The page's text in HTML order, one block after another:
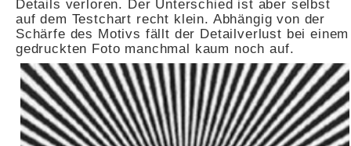
Details verloren. Der Unterschied ist aber selbst
auf dem Testchart recht klein. Abhängig von der
Schärfe des Motivs fällt der Detailverlust bei einem
gedruckten Foto manchmal kaum noch auf.